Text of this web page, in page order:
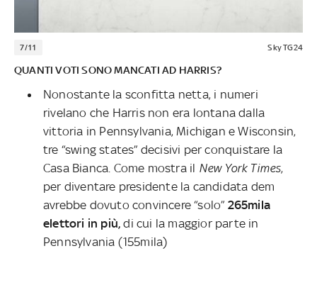
7/11 Sky TG24
QUANTI VOTI SONO MANCATI AD HARRIS?
Nonostante la sconfitta netta, i numeri
rivelano che Harris non era lontana dalla
vittoria in Pennsylvania, Michigan e Wisconsin,
tre “swing states” decisivi per conquistare la
Casa Bianca. Come mostra il New York Times,
per diventare presidente la candidata dem
avrebbe dovuto convincere “solo” 265mila
elettori in più,di cui la maggior parte in
Pennsylvania (155mila)